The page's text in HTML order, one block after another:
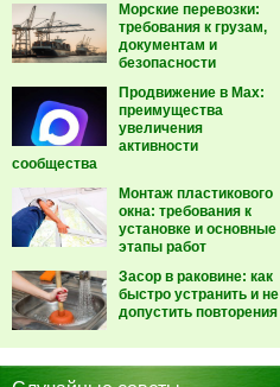
Морские перевозки:
требования к грузам,
документам и
безопасности
Продвижение в Max:
преимущества
увеличения
активности
сообщества
Монтаж пластикового
окна: требования к
установке и основные
этапы работ
Засор в раковине: как
быстро устранить и не
допустить повторения